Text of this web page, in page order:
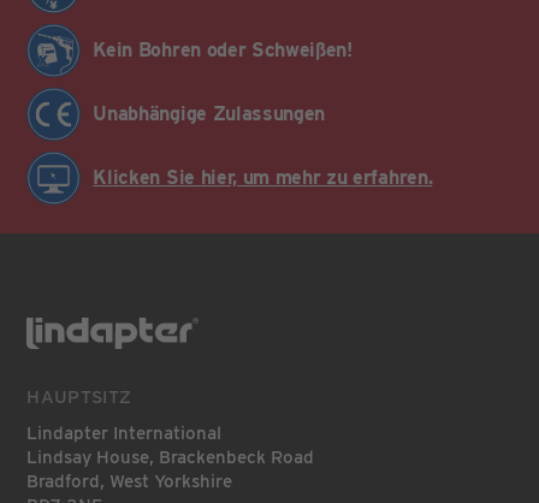
Kein Bohren oder Schweißen!
Unabhängige Zulassungen
Klicken Sie hier, um mehr zu erfahren.
HAUPTSITZ
Lindapter International
Lindsay House, Brackenbeck Road
Bradford, West Yorkshire